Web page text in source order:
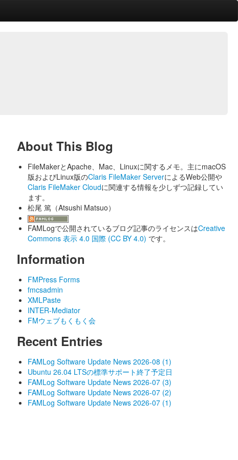
About This Blog
FileMakerとApache、Mac、Linuxに関するメモ。主にmacOS
版およびLinux版のClaris FileMaker ServerによるWeb公開や
Claris FileMaker Cloudに関連する情報を少しずつ記録してい
ます。
松尾 篤（Atsushi Matsuo）
FAMLogで公開されているブログ記事のライセンスはCreative
Commons 表示 4.0 国際 (CC BY 4.0) です。
Information
FMPress Forms
fmcsadmin
XMLPaste
INTER-Mediator
FMウェブもくもく会
Recent Entries
FAMLog Software Update News 2026-08 (1)
Ubuntu 26.04 LTSの標準サポート終了予定日
FAMLog Software Update News 2026-07 (3)
FAMLog Software Update News 2026-07 (2)
FAMLog Software Update News 2026-07 (1)